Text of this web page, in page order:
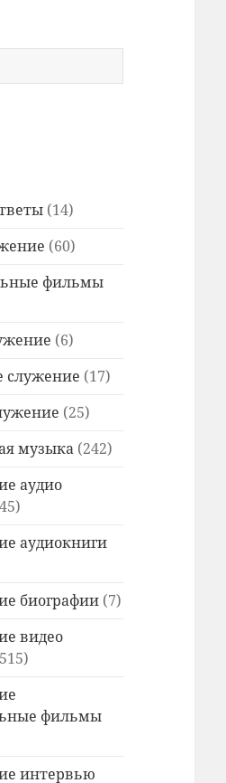
(14)
(60)
фильмы
(6)
служение (17)
(25)
музыка (242)
аудио
аудиокниги
биографии (7)
видео
фильмы
интервью